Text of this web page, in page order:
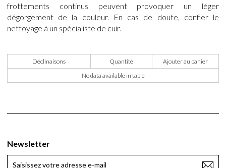
frottements continus peuvent provoquer un léger
dégorgement de la couleur. En cas de doute, confier le
nettoyage à un spécialiste de cuir.
Déclinaisons Quantité
Ajouter au panier
No data available in table
Newsletter